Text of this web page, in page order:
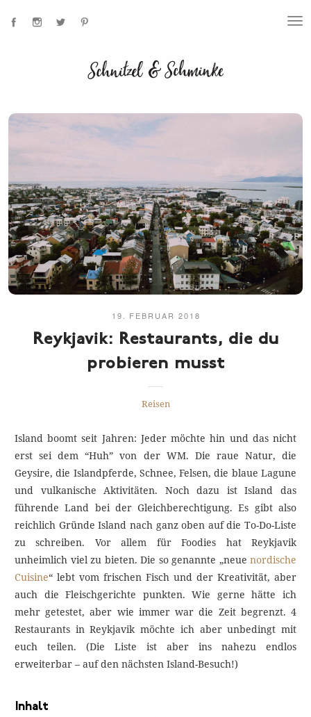
T
O
N
19. FEBRUAR 2018
Reykjavik: Restaurants, die du
probieren musst
Reisen
Island boomt seit Jahren: Jeder möchte hin und das nicht
erst sei dem “Huh” von der WM. Die raue Natur, die
Geysire, die Islandpferde, Schnee, Felsen, die blaue Lagune
und vulkanische Aktivitäten. Noch dazu ist Island das
führende Land bei der Gleichberechtigung. Es gibt also
reichlich Gründe Island nach ganz oben auf die To-Do-Liste
zu schreiben. Vor allem für Foodies hat Reykjavik
unheimlich viel zu bieten. Die so genannte „neue nordische
Cuisine“ lebt vom frischen Fisch und der Kreativität, aber
auch die Fleischgerichte punkten. Wie gerne hätte ich
mehr getestet, aber wie immer war die Zeit begrenzt. 4
Restaurants in Reykjavik möchte ich aber unbedingt mit
euch teilen. (Die Liste ist aber ins nahezu endlos
erweiterbar – auf den nächsten Island-Besuch!)
Inhalt